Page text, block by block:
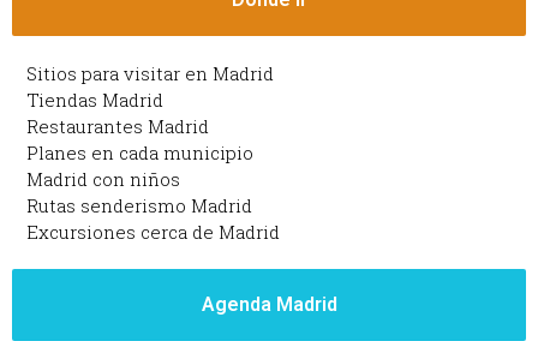
Sitios para visitar en Madrid
Tiendas Madrid
Restaurantes Madrid
Planes en cada municipio
Madrid con niños
Rutas senderismo Madrid
Excursiones cerca de Madrid
Agenda Madrid